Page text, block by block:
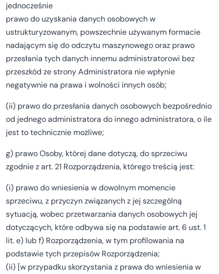
jednocześnie
prawo do uzyskania danych osobowych w
ustrukturyzowanym, powszechnie używanym formacie
nadającym się do odczytu maszynowego oraz prawo
przesłania tych danych innemu administratorowi bez
przeszkód ze strony Administratora nie wpłynie
negatywnie na prawa i wolności innych osób;
(ii) prawo do przesłania danych osobowych bezpośrednio
od jednego administratora do innego administratora, o ile
jest to technicznie możliwe;
g) prawo Osoby, której dane dotyczą, do sprzeciwu
zgodnie z art. 21 Rozporządzenia, którego treścią jest:
(i) prawo do wniesienia w dowolnym momencie
sprzeciwu, z przyczyn związanych z jej szczególną
sytuacją, wobec przetwarzania danych osobowych jej
dotyczących, które odbywa się na podstawie art. 6 ust. 1
lit. e) lub f) Rozporządzenia, w tym profilowania na
podstawie tych przepisów Rozporządzenia;
(ii) [w przypadku skorzystania z prawa do wniesienia w